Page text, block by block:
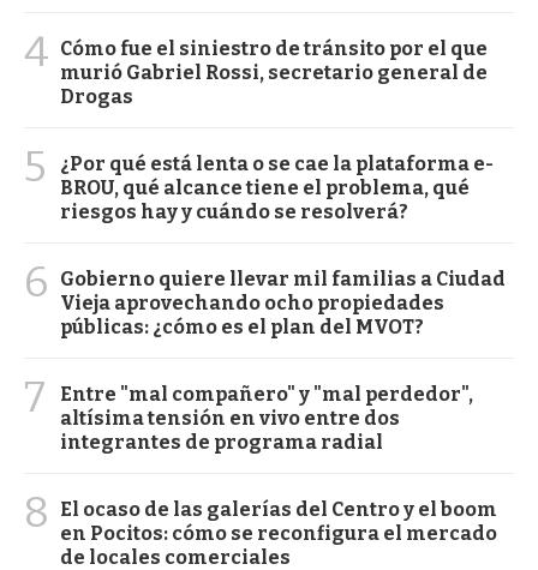
4 Cómo fue el siniestro de tránsito por el que
murió Gabriel Rossi, secretario general de
Drogas
5
¿Por qué está lenta o se cae la plataforma e-
BROU, qué alcance tiene el problema, qué
riesgos hay y cuándo se resolverá?
6
Gobierno quiere llevar mil familias a Ciudad
Vieja aprovechando ocho propiedades
públicas: ¿cómo es el plan del MVOT?
7
Entre "mal compañero" y "mal perdedor",
altísima tensión en vivo entre dos
integrantes de programa radial
8
El ocaso de las galerías del Centro y el boom
en Pocitos: cómo se reconfigura el mercado
de locales comerciales